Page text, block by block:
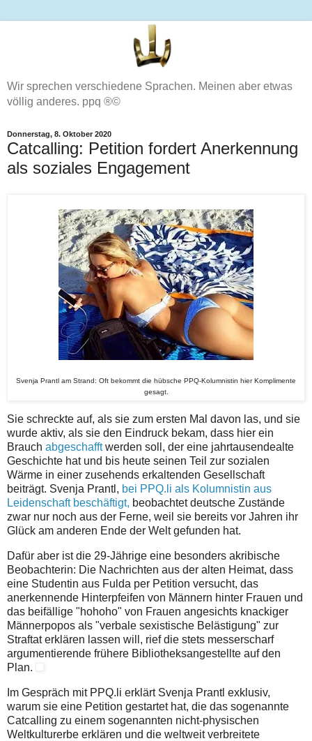
Wir sprechen verschiedene Sprachen. Meinen aber etwas
völlig anderes. ppq ®©
Donnerstag, 8. Oktober 2020
Catcalling: Petition fordert Anerkennung
als soziales Engagement
Svenja Prantl am Strand: Oft bekommt die hübsche PPQ-Kolumnistin hier Komplimente
gesagt.
Sie schreckte auf, als sie zum ersten Mal davon las, und sie
wurde aktiv, als sie den Eindruck bekam, dass hier ein
Brauch abgeschafftwerden soll, der eine jahrtausendealte
Geschichte hat und bis heute seinen Teil zur sozialen
Wärme in einer zusehends erkaltenden Gesellschaft
beiträgt. Svenja Prantl, bei PPQ.li als Kolumnistin aus
Leidenschaft beschäftigt, beobachtet deutsche Zustände
zwar nur noch aus der Ferne, weil sie bereits vor Jahren ihr
Glück am anderen Ende der Welt gefunden hat.
Dafür aber ist die 29-Jährige eine besonders akribische
Beobachterin: Die Nachrichten aus der alten Heimat, dass
eine Studentin aus Fulda per Petition versucht, das
anerkennende Hinterpfeifen von Männern hinter Frauen und
das beifällige "hohoho" von Frauen angesichts knackiger
Männerpopos als "verbale sexistische Belästigung" zur
Straftat erklären lassen will, rief die stets messerscharf
argumentierende frühere Bibliotheksangestellte auf den
Plan.
Im Gespräch mit PPQ.li erklärt Svenja Prantl exklusiv,
warum sie eine Petition gestartet hat, die das sogenannte
Catcalling zu einem sogenannten nicht-physischen
Weltkulturerbe erklären und die weltweit verbreitete